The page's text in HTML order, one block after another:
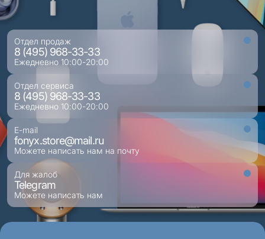
Отдел продаж
8 (495) 968-33-33
Ежедневно 10:00-20:00
Отдел сервиса
8 (495) 968-33-33
Ежедневно 10:00-20:00
E-mail
fonyx.store@mail.ru
Можете написать нам на почту
Для жалоб
Telegram
Можете написать нам